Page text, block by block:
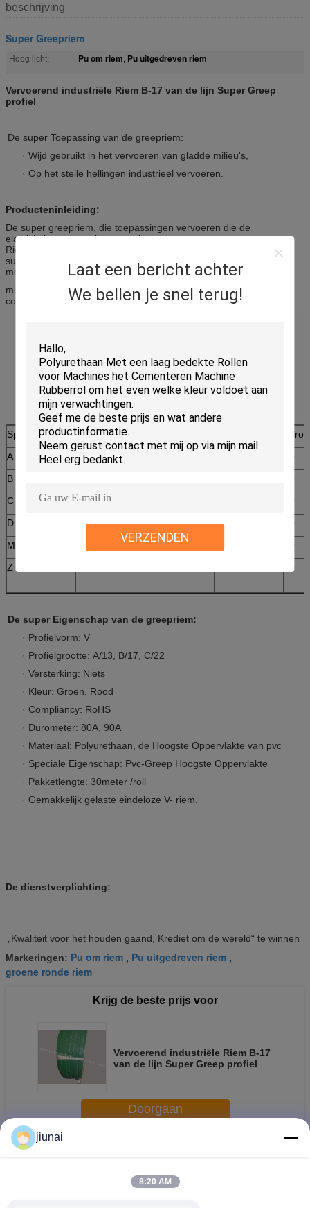
Laat een bericht achter
We bellen je snel terug!
VERZENDEN
beschrijving
Super Greepriem
Hoog licht: Pu om riem, Pu uitgedreven riem
Vervoerend industriële Riem B-17 van de lijn Super Greep
profiel
De super Toepassing van de greepriem:
· Wijd gebruikt in het vervoeren van gladde milieu's,
· Op het steile hellingen industrieel vervoeren.
Producteninleiding:
De super greepriem, die toepassingen vervoeren die de
elasticiteit van een niet versterkte v-
Riem vereisen combineerde met een
super greepoppervlakte. Perfectioneer voor het vervoeren in het
meest schurend
milieu's zoals het bewegen van
concrete blokken, bakstenen, en tegels allerhande.
Specificatie X (mm)
M/
A
13
B
C
22
D
32 19 3.5
M
4
Z
De super Eigenschap van de greepriem:
· Profielvorm: V
· Profielgrootte: A/13, B/17, C/22
· Versterking: Niets
· Kleur: Groen, Rood
· Compliancy: RoHS
· Durometer: 80A, 90A
· Materiaal: Polyurethaan, de Hoogste Oppervlakte van pvc
· Speciale Eigenschap: Pvc-Greep Hoogste Oppervlakte
· Pakketlengte: 30meter /roll
· Gemakkelijk gelaste eindeloze V- riem.
De dienstverplichting:
„Kwaliteit voor het houden gaand, Krediet om de wereld“ te winnen
Markeringen: Pu om riem , Pu uitgedreven riem ,
groene ronde riem
Krijg de beste prijs voor
Vervoerend industriële Riem B-17
van de lijn Super Greep profiel
Doorgaan
MeerSuper Greepriem
jiunai
8:20 AM